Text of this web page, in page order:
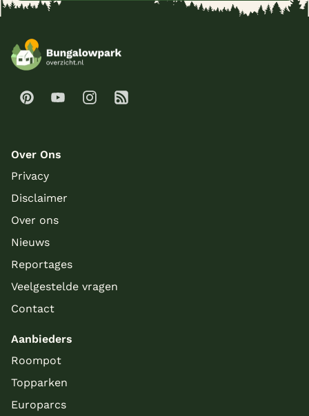
Over Ons
Privacy
Disclaimer
Over ons
Nieuws
Reportages
Veelgestelde vragen
Contact
Aanbieders
Roompot
Topparken
Europarcs